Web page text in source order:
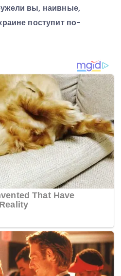
вы, наивные,
поступит по-